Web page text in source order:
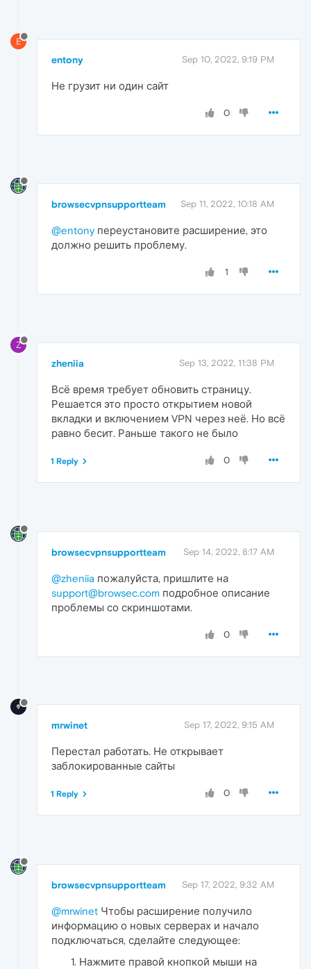
E
entony Sep 10, 2022, 9:19 PM
Не грузит ни один сайт
0
browsecvpnsupportteam Sep 11, 2022, 10:18 AM
@entonyпереустановите расширение, это
должно решить проблему.
1
Z
zheniia Sep 13, 2022, 11:38 PM
Всё время требует обновить страницу.
Решается это просто открытием новой
вкладки и включением VPN через неё. Но всё
равно бесит. Раньше такого не было
0
1 Reply
browsecvpnsupportteam Sep 14, 2022, 8:17 AM
@zheniia пожалуйста, пришлите на
support@browsec.com подробное описание
проблемы со скриншотами.
0
mrwinet Sep 17, 2022, 9:15 AM
Перестал работать. Не открывает
заблокированные сайты
0
1 Reply
browsecvpnsupportteam Sep 17, 2022, 9:32 AM
@mrwinet Чтобы расширение получило
информацию о новых серверах и начало
подключаться, сделайте следующее:
Нажмите правой кнопкой мыши на